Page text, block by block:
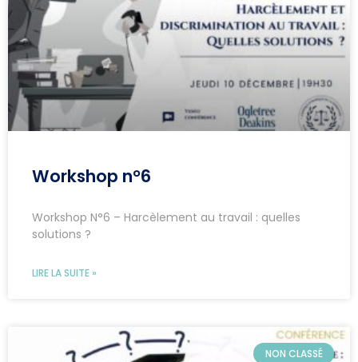
Workshop n°6
Workshop N°6 – Harcèlement au travail : quelles
solutions ?
LIRE LA SUITE »
NON CLASSÉ